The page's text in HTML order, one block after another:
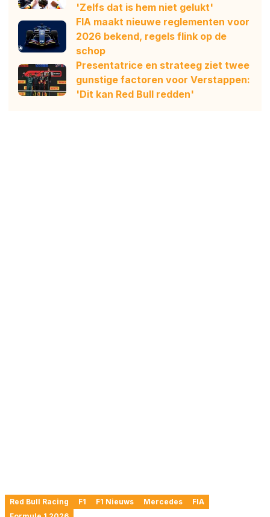
'Zelfs dat is hem niet gelukt'
FIA maakt nieuwe reglementen voor
2026 bekend, regels flink op de
schop
Presentatrice en strateeg ziet twee
gunstige factoren voor Verstappen:
'Dit kan Red Bull redden'
Red Bull Racing F1 F1 Nieuws Mercedes
FIA